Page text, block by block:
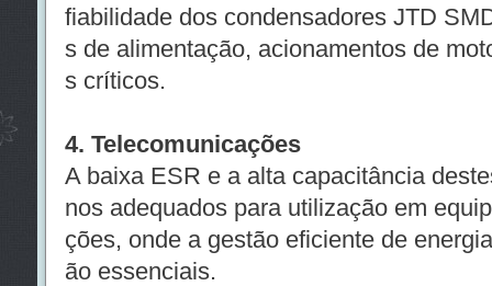
fiabilidade dos condensadores JTD
s de alimentação, acionamentos de
s críticos.
4. Telecomunicações
A baixa ESR e a alta capacitância
nos adequados para utilização em
ções, onde a gestão eficiente de
ão essenciais.